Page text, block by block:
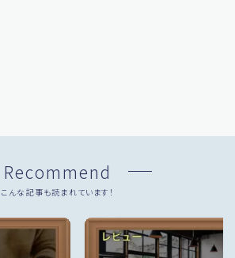
Recommend
こんな記事も読まれています！